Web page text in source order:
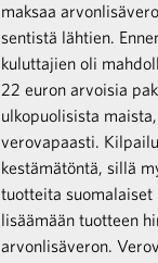
maksaa
sentistä lähtien.
kuluttajien oli
22 euron arvoisia
ulkopuolisista
verovapaasti.
kestämätöntä, sillä
tuotteita
lisäämään tuotteen
arvonlisäveron.